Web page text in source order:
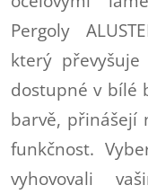
Pergoly
který převyšuje
dostupné v bílé
barvě, přinášejí
funkčnost.
vyhovovali